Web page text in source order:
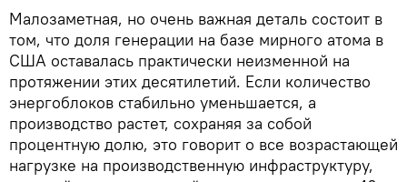
Малозаметная, но очень важная деталь состоит в
том, что доля генерации на базе мирного атома в
США оставалась практически неизменной на
протяжении этих десятилетий. Если количество
энергоблоков стабильно уменьшается, а
производство растет, сохраняя за собой
процентную долю, это говорит о все возрастающей
нагрузке на производственную инфраструктуру,